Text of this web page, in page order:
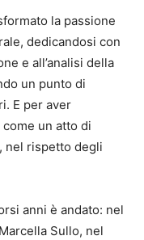
la passione
dedicandosi con
e all’analisi della
un punto di
E per aver
un atto di
nel rispetto degli
anni è andato: nel
Sullo, nel